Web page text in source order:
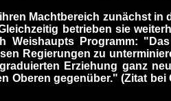
Machtbereich zunächst in
betrieben sie
Weishaupts Programm:
Regierungen zu
Erziehung ganz
gegenüber." (Zitat bei